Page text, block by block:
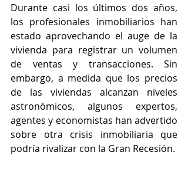
Durante casi los últimos dos años,
los profesionales inmobiliarios han
estado aprovechando el auge de la
vivienda para registrar un volumen
de ventas y transacciones. Sin
embargo, a medida que los precios
de las viviendas alcanzan niveles
astronómicos, algunos expertos,
agentes y economistas han advertido
sobre otra crisis inmobiliaria que
podría rivalizar con la Gran Recesión.